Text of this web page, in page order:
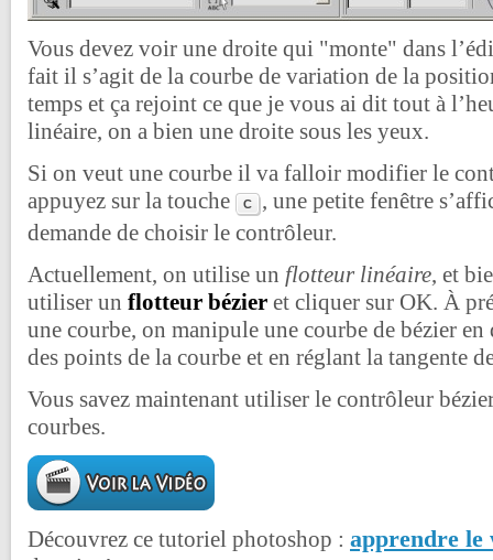
Vous devez voir une droite qui "monte" dans
fait il s’agit de la courbe de variation de la
temps et ça rejoint ce que je vous ai dit tout à
linéaire, on a bien une droite sous les yeux.
Si on veut une courbe il va falloir modifier le
appuyez sur la touche
C
, une petite fenêtre
demande de choisir le contrôleur.
Actuellement, on utilise un flotteur linéaire, et
utiliser un flotteur bézier et cliquer sur OK. À
une courbe, on manipule une courbe de bézier
des points de la courbe et en réglant la tangente
Vous savez maintenant utiliser le contrôleur
courbes.
Découvrez ce tutoriel photoshop : apprendre le